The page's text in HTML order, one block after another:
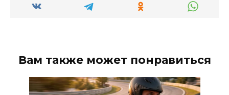
Вам также может понравиться